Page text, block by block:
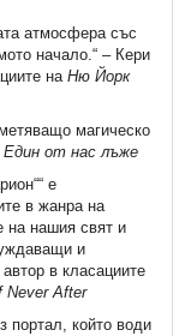
атмосфера със
начало.“ – Кери
на Ню Йорк
магическо
Един от нас лъже
е
в жанра на
на нашия свят и
и
в класациите
NeverAfter
портал, който води